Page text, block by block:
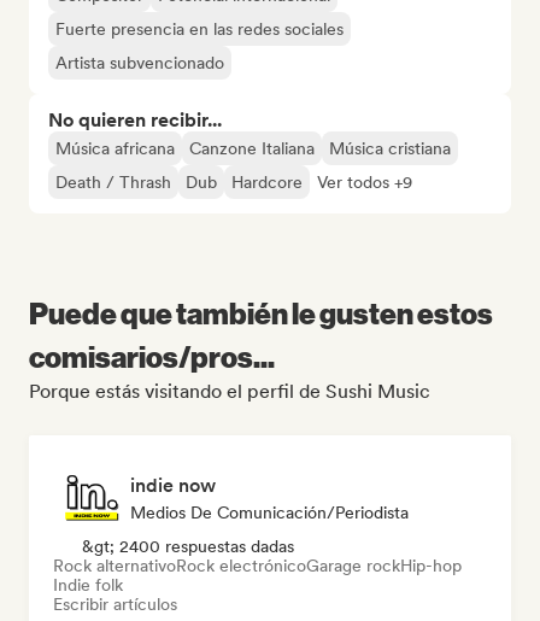
Fuerte presencia en las redes sociales
Artista subvencionado
No quieren recibir...
Música africana Canzone Italiana
Música cristiana
Death / Thrash
Dub Hardcore Ver todos +9
Puede que también le gusten estos
comisarios/pros...
Porque estás visitando el perfil de Sushi Music
indie now
Medios De Comunicación/Periodista
&gt; 2400 respuestas dadas
Rock alternativoRock electrónicoGarage rockHip-hop
Indie folk
Escribir artículos